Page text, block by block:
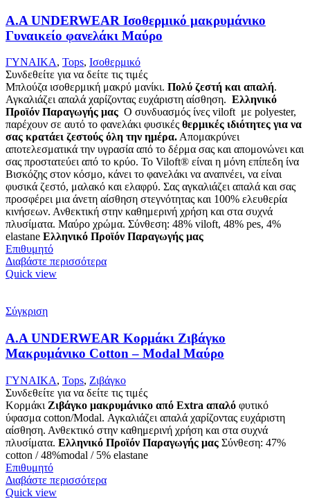
Α.A UNDERWEAR Ισοθερμικό μακρυμάνικο
Γυναικείο φανελάκι Μαύρο
ΓΥΝΑΙΚΑ, Tops, Ισοθερμικό
Συνδεθείτε για να δείτε τις τιμές
Μπλούζα ισοθερμική μακρύ μανίκι. Πολύ ζεστή και απαλή.
Αγκαλιάζει απαλά χαρίζοντας ευχάριστη αίσθηση. Ελληνικό
Προϊόν Παραγωγής μας Ο συνδυασμός ίνες viloft με polyester,
παρέχουν σε αυτό το φανελάκι φυσικές θερμικές ιδιότητες για να
σας κρατάει ζεστούς όλη την ημέρα. Απομακρύνει
αποτελεσματικά την υγρασία από το δέρμα σας και απομονώνει και
σας προστατεύει από το κρύο. Το Viloft® είναι η μόνη επίπεδη ίνα
Βισκόζης στον κόσμο, κάνει το φανελάκι να αναπνέει, να είναι
φυσικά ζεστό, μαλακό και ελαφρύ. Σας αγκαλιάζει απαλά και σας
προσφέρει μια άνετη αίσθηση στεγνότητας και 100% ελευθερία
κινήσεων. Ανθεκτική στην καθημερινή χρήση και στα συχνά
πλυσίματα. Μαύρο χρώμα. Σύνθεση: 48% viloft, 48% pes, 4%
elastane Ελληνικό Προϊόν Παραγωγής μας
Επιθυμητό
Διαβάστε περισσότερα
Quick view
Σύγκριση
A.A UNDERWEAR Κορμάκι Ζιβάγκο
Μακρυμάνικο Cotton – Modal Μαύρο
ΓΥΝΑΙΚΑ, Tops, Ζιβάγκο
Συνδεθείτε για να δείτε τις τιμές
Κορμάκι Ζιβάγκο μακρυμάνικο από Extra απαλό φυτικό
ύφασμα cotton/Modal. Αγκαλιάζει απαλά χαρίζοντας ευχάριστη
αίσθηση. Ανθεκτικό στην καθημερινή χρήση και στα συχνά
πλυσίματα. Ελληνικό Προϊόν Παραγωγής μας Σύνθεση: 47%
cotton / 48%modal / 5% elastane
Επιθυμητό
Διαβάστε περισσότερα
Quick view